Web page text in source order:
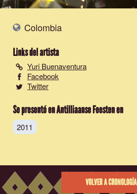
Colombia
Links del artista
Yuri Buenaventura
Facebook
Twitter
Se presentó en Antilliaanse Feesten en
2011
VOLVER A CRONOLOGÍA